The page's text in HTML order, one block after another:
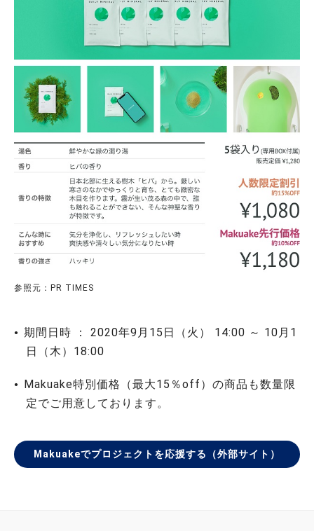
参照元：PR TIMES
期間日時 ： 2020年9月15日（火） 14:00 ～ 10月1
日（木）18:00
Makuake特別価格（最大15％off）の商品も数量限
定でご用意しております。
Makuakeでプロジェクトを応援する（外部サイト）